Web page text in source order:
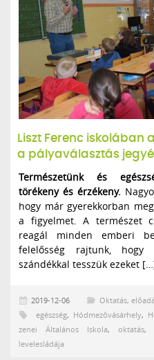
Liszt Ferenc iskolában
a pályaválasztás
Természetünk és
törékeny és érzékeny.
hogy már gyerekkorban
a figyelmet. A természet
reagál minden emberi
felelősség rajtunk,
szándékkal tesszük ezeket
2019-12-06
Oktatás,
egészség, Hódmezővásárhely,
zenei Általános Iskola,oktatás,
levelesládája